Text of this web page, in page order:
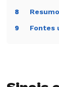
8
9 Fontes